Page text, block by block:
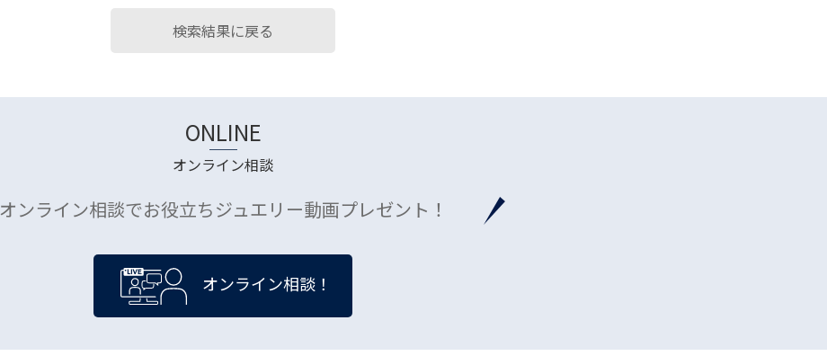
検索結果に戻る
ONLINE
オンライン相談
オンライン相談でお役立ちジュエリー動画プレゼント！
オンライン相談！